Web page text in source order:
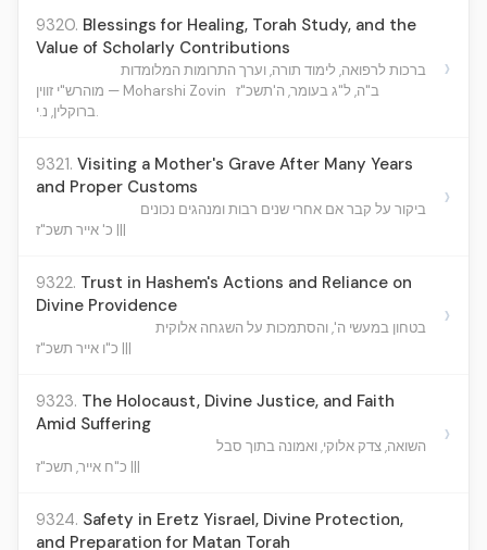
9320. Blessings for Healing, Torah Study, and the
Value of Scholarly Contributions
ברכות לרפואה, לימוד תורה, וערך התרומות המלומדות
מוהרש"י זווין — Moharshi Zovin ב"ה, ל"ג בעומר, ה'תשכ"ז
ברוקלין, נ.י.
›
9321. Visiting a Mother's Grave After Many Years
and Proper Customs
ביקור על קבר אם אחרי שנים רבות ומנהגים נכונים
כ' אייר תשכ"ז |||
›
9322. Trust in Hashem's Actions and Reliance on
Divine Providence
בטחון במעשי ה', והסתמכות על השגחה אלוקית
כ"ו אייר תשכ"ז |||
›
9323. The Holocaust, Divine Justice, and Faith
Amid Suffering
השואה, צדק אלוקי, ואמונה בתוך סבל
כ"ח אייר, תשכ"ז |||
›
9324. Safety in Eretz Yisrael, Divine Protection,
and Preparation for Matan Torah